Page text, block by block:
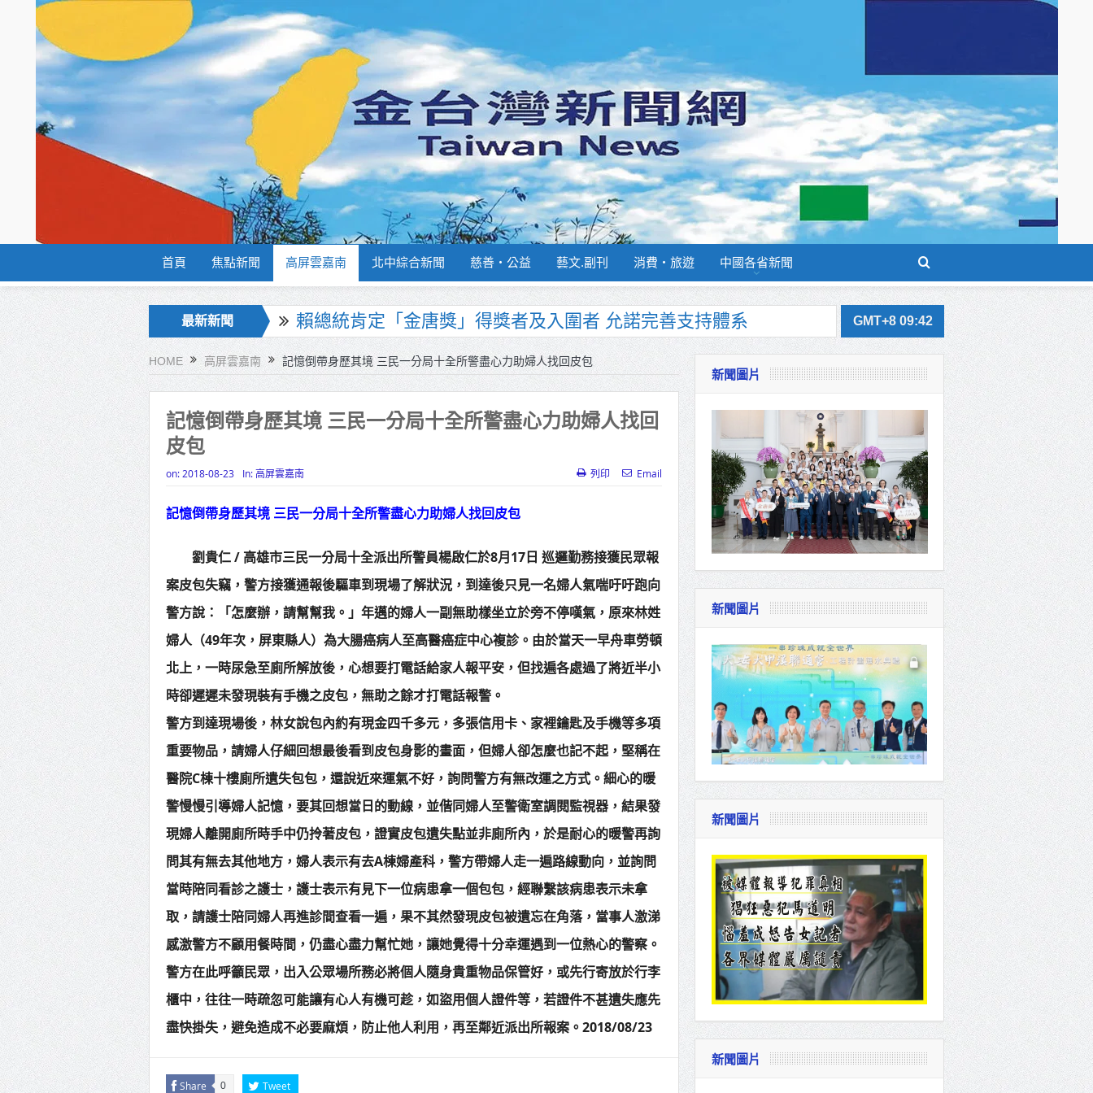
首頁 焦點新聞 高屏雲嘉南 北中綜合新聞 慈善‧公益 藝文.副刊 消費‧旅遊 中國各省新聞
最新新聞
海巡署南部分署主官大換血 蔡順元勉提升巡防戰力
北市鮮奶週報再升級！8月31日補助擴大至國中生
雙北合作里程碑！萬大線動態測試 侯友宜蔣萬安攜手視察
高齡健康產業博覽會8/7盛大登場 新北形象館亮相
打鐵厝北側產業園區產業設施公共動土創造千個就業機會
高雄「三民運動中心」市長陳其邁、運動部長李洋各界貴賓共同
揭幕
高雄東照山關帝廟全國國中小學書法比賽 圓滿落幕
賴清德總統主持將官晉任 期勉精進不對稱戰力
賴總統肯定「金唐獎」得獎者及入圍者 允諾完善支持體系
GMT+8 09:42
HOME 高屏雲嘉南 記憶倒帶身歷其境 三民一分局十全所警盡心力助婦人找回皮包
記憶倒帶身歷其境 三民一分局十全所警盡心力助婦人找回
皮包
on: 2018-08-23 In:高屏雲嘉南 列印 Email
記憶倒帶身歷其境 三民一分局十全所警盡心力助婦人找回皮包
劉貴仁 / 高雄市三民一分局十全派出所警員楊啟仁於8月17日 巡邏勤務接獲民眾報
案皮包失竊，警方接獲通報後驅車到現場了解狀況，到達後只見一名婦人氣喘吁吁跑向
警方說：「怎麼辦，請幫幫我。」年邁的婦人一副無助樣坐立於旁不停嘆氣，原來林姓
婦人（49年次，屏東縣人）為大腸癌病人至高醫癌症中心複診。由於當天一早舟車勞頓
北上，一時尿急至廁所解放後，心想要打電話給家人報平安，但找遍各處過了將近半小
時卻遲遲未發現裝有手機之皮包，無助之餘才打電話報警。
警方到達現場後，林女說包內約有現金四千多元，多張信用卡、家裡鑰匙及手機等多項
重要物品，請婦人仔細回想最後看到皮包身影的畫面，但婦人卻怎麼也記不起，堅稱在
醫院C棟十樓廁所遺失包包，還說近來運氣不好，詢問警方有無改運之方式。細心的暖
警慢慢引導婦人記憶，要其回想當日的動線，並偕同婦人至警衛室調閱監視器，結果發
現婦人離開廁所時手中仍拎著皮包，證實皮包遺失點並非廁所內，於是耐心的暖警再詢
問其有無去其他地方，婦人表示有去A棟婦產科，警方帶婦人走一遍路線動向，並詢問
當時陪同看診之護士，護士表示有見下一位病患拿一個包包，經聯繫該病患表示未拿
取，請護士陪同婦人再進診間查看一遍，果不其然發現皮包被遺忘在角落，當事人激涕
感激警方不顧用餐時間，仍盡心盡力幫忙她，讓她覺得十分幸運遇到一位熱心的警察。
警方在此呼籲民眾，出入公眾場所務必將個人隨身貴重物品保管好，或先行寄放於行李
櫃中，往往一時疏忽可能讓有心人有機可趁，如盜用個人證件等，若證件不甚遺失應先
盡快掛失，避免造成不必要麻煩，防止他人利用，再至鄰近派出所報案。2018/08/23
Share 0 Tweet
新聞圖片
新聞圖片
新聞圖片
新聞圖片